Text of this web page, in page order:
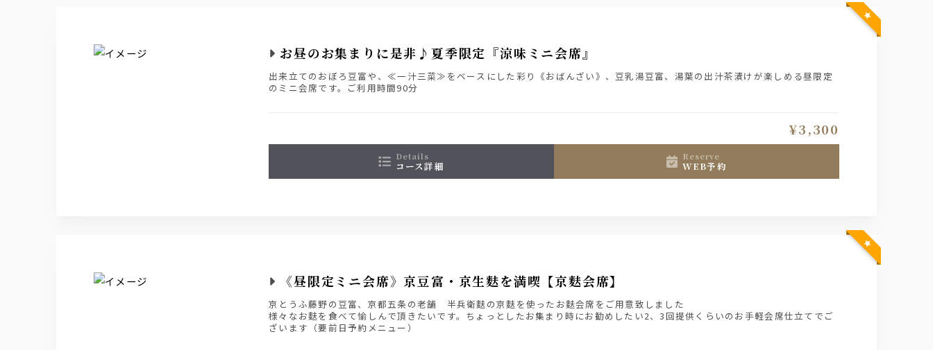
お昼のお集まりに是非♪夏季限定『涼味ミニ会席』
出来立てのおぼろ豆富や、≪一汁三菜≫をベースにした彩り《おばんざい》、豆乳湯豆富、湯葉の出汁茶漬けが楽しめる昼限定
のミニ会席です。ご利用時間90分
¥3,300
details
コース詳細
reserve
WEB予約
《昼限定ミニ会席》京豆富・京生麩を満喫【京麩会席】
京とうふ藤野の豆富、京都五条の老舗 半兵衛麩の京麩を使ったお麩会席をご用意致しました
様々なお麩を食べて愉しんで頂きたいです。ちょっとしたお集まり時にお勧めしたい2、3回提供くらいのお手軽会席仕立てでご
ざいます（要前日予約メニュー）